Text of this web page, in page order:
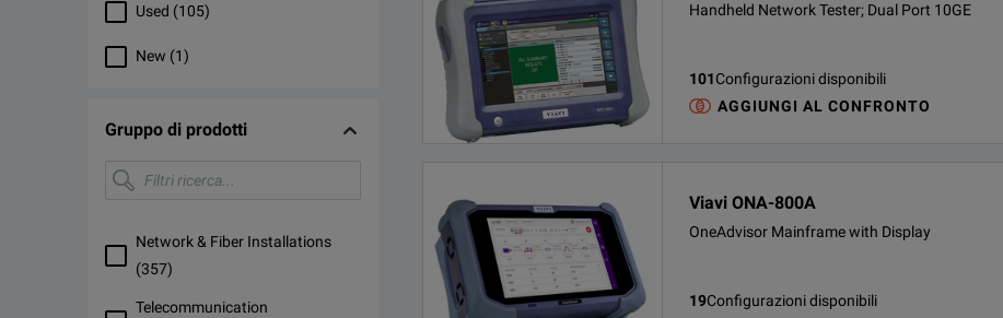
Used (105)
New (1)
Gruppo di prodotti
Filtri
ricerca...
Network & Fiber Installations
(357)
Telecommunication
Handheld Network Tester; Dual Port 10GE
101Configurazioni disponibili
AGGIUNGI AL CONFRONTO
Viavi ONA-800A
OneAdvisor Mainframe with Display
19Configurazioni disponibili